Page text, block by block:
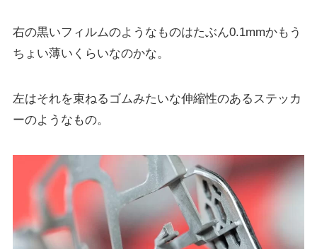
右の黒いフィルムのようなものはたぶん0.1mmかもう
ちょい薄いくらいなのかな。
左はそれを束ねるゴムみたいな伸縮性のあるステッカ
ーのようなもの。